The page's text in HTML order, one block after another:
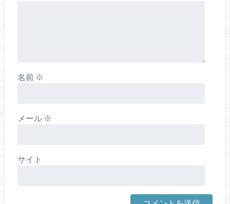
名前 ※
メール ※
サイト